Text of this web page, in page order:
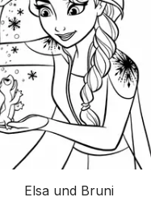
Elsa und Bruni